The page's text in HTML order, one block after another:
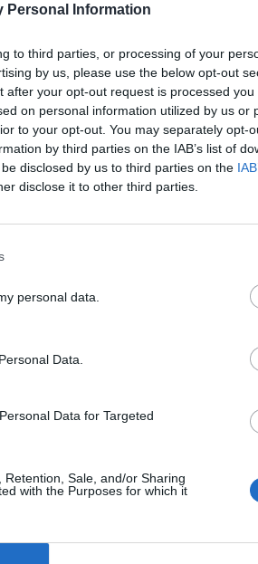
Personal Information
to third parties, or processing of your
by us, please use the below opt-out
after your opt-out request is processed you
on personal information utilized by us or
to your opt-out. You may separately opt-
by third parties on the IAB’s list of
disclosed by us to third parties on the
disclose it to other third parties.
personal data.
Data.
Data for Targeted
Sale, and/or Sharing
with the Purposes for which it
de tren de de media y larga
cercanas?
a 3,56 kilómetros